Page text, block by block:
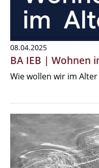
08.04.2025
BA IEB | Wohnen
Wie wollen wir im